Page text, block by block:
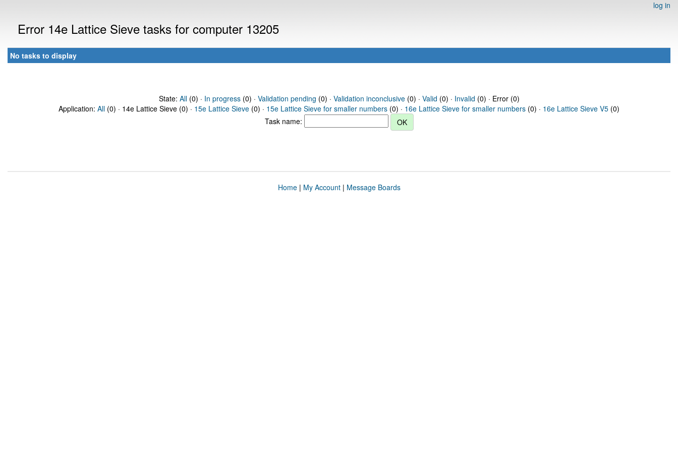
log in
Error 14e Lattice Sieve tasks for computer 13205
No tasks to display
State: All(0) · In progress(0) · Validation pending (0) · Validation inconclusive(0) · Valid (0) · Invalid (0) · Error (0)
Application: All (0) · 14e Lattice Sieve (0) · 15e Lattice Sieve (0) · 15e Lattice Sieve for smaller numbers (0) · 16e Lattice Sieve for smaller numbers (0) · 16e Lattice Sieve V5 (0)
Task name:
Home| My Account| Message Boards